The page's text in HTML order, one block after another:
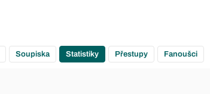
Soupiska Statistiky Přestupy Fanoušci